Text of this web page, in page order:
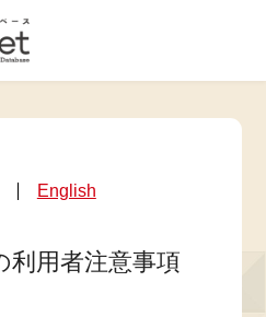
English
利用者注意事項